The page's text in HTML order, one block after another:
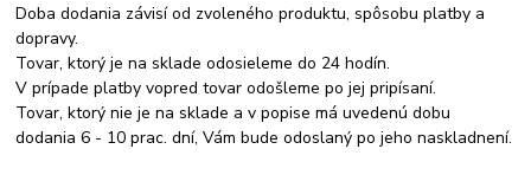
Doba dodania závisí od zvoleného produktu, spôsobu platby a
dopravy.
Tovar, ktorý je na sklade odosieleme do 24 hodín.
V prípade platby vopred tovar odošleme po jej pripísaní.
Tovar, ktorý nie je na sklade a v popise má uvedenú dobu
dodania 6 - 10 prac. dní, Vám bude odoslaný po jeho naskladnení.